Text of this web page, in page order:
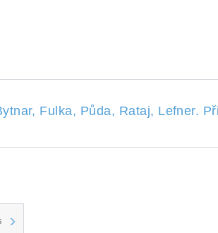
Fulka, Půda, Rataj, Lefner.
Kateřina Dvořáková a Jiří